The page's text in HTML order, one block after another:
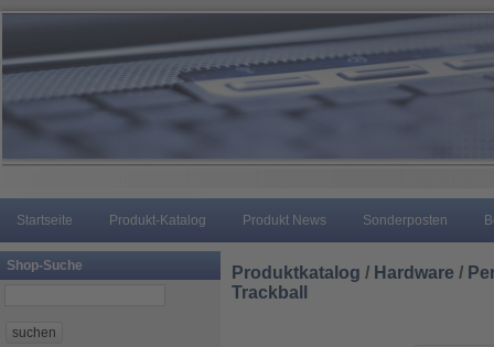
Startseite Produkt-Katalog Produkt News Sonderposten
Shop-Suche Produktkatalog / Hardware /
Trackball